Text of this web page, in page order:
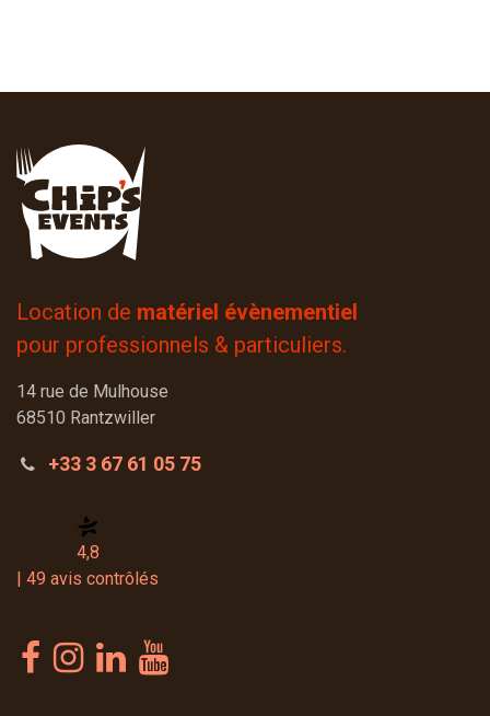
Location de matériel évènementiel
pour professionnels & particuliers.
14 rue de Mulhouse
68510 Rantzwiller
+33 3 67 61 05 75
4,8
| 49 avis contrôlés